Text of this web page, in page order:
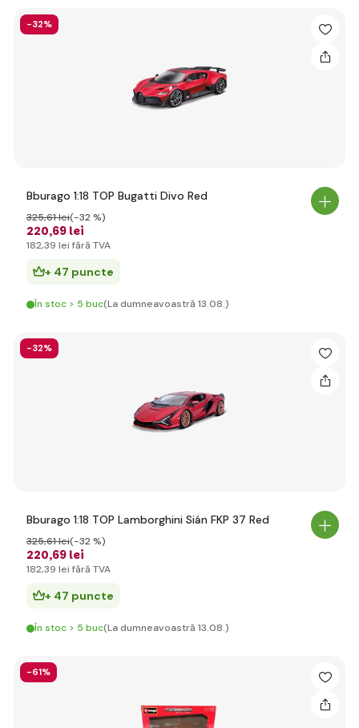
-32%
Bburago 1:18 TOP Bugatti Divo Red
220,69 lei
325,61 lei(-32 %)
182,39 lei fără TVA
+ 47 puncte
În stoc > 5 buc(La dumneavoastră 13.08.)
-32%
Bburago 1:18 TOP Lamborghini Sián FKP 37 Red
220,69 lei
325,61 lei(-32 %)
182,39 lei fără TVA
+ 47 puncte
În stoc > 5 buc(La dumneavoastră 13.08.)
-61%